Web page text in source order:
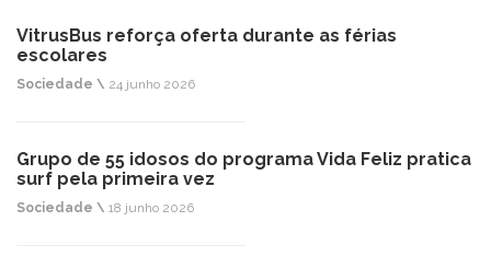
VitrusBus reforça oferta durante as férias
escolares
Sociedade \ 24 junho 2026
Grupo de 55 idosos do programa Vida Feliz pratica
surf pela primeira vez
Sociedade \ 18 junho 2026